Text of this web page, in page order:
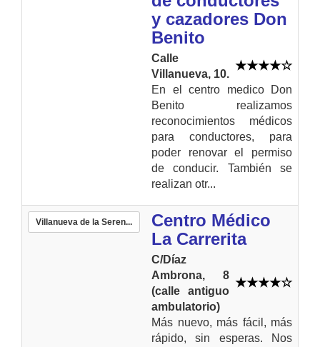
y cazadores Don
Benito
Calle
Villanueva, 10.
En el centro medico Don
Benito realizamos
reconocimientos médicos
para conductores, para
poder renovar el permiso
de conducir. También se
realizan otr...
Villanueva de la Seren...
Centro Médico
La Carrerita
C/Díaz
Ambrona, 8
(calle antiguo
ambulatorio)
Más nuevo, más fácil, más
rápido, sin esperas. Nos